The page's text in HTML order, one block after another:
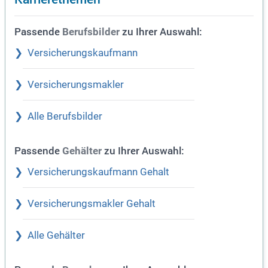
Passende Berufsbilder zu Ihrer Auswahl:
Versicherungskaufmann
Versicherungsmakler
Alle Berufsbilder
Passende Gehälter zu Ihrer Auswahl:
Versicherungskaufmann Gehalt
Versicherungsmakler Gehalt
Alle Gehälter